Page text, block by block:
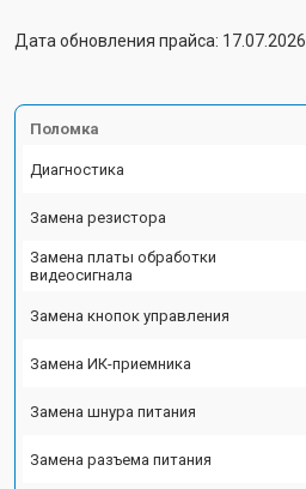
Дата обновления прайса: 17.07.2026
Поломка
Диагностика
Замена резистора
Замена платы обработки
видеосигнала
Замена кнопок управления
Замена ИК-приемника
Замена шнура питания
Замена разъема питания